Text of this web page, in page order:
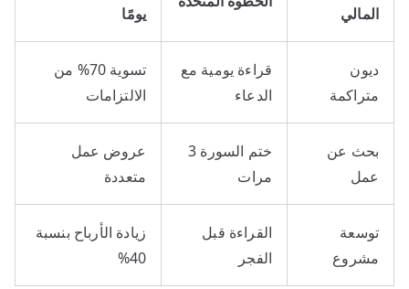
المالي
يومًا
ديون
متراكمة
قراءة يومية مع
الدعاء
تسوية 70% من
الالتزامات
بحث عن
عمل
ختم السورة 3
مرات
عروض عمل
متعددة
توسعة
مشروع
القراءة قبل
الفجر
زيادة الأرباح بنسبة
40%